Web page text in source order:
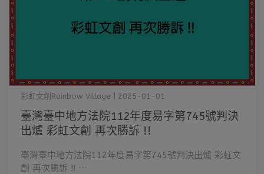
臺灣臺中地方法院112年度易字第745號判決
出爐 彩虹文創 再次勝訴 !!
彩虹文創Rainbow Village | 2025-01-01
臺灣臺中地方法院112年度易字第745號判決出爐 彩虹文
創 再次勝訴 !! ⋯